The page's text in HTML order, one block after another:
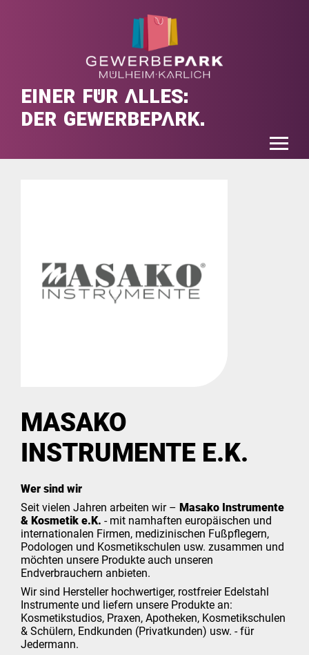
EINER FÜR ALLES:
DER GEWERBEPARK.
MASAKO
INSTRUMENTE E.K.
Wer sind wir
Seit vielen Jahren arbeiten wir – Masako Instrumente
& Kosmetik e.K. - mit namhaften europäischen und
internationalen Firmen, medizinischen Fußpflegern,
Podologen und Kosmetikschulen usw. zusammen und
möchten unsere Produkte auch unseren
Endverbrauchern anbieten.
Wir sind Hersteller hochwertiger, rostfreier Edelstahl
Instrumente und liefern unsere Produkte an:
Kosmetikstudios, Praxen, Apotheken, Kosmetikschulen
& Schülern, Endkunden (Privatkunden) usw. - für
Jedermann.